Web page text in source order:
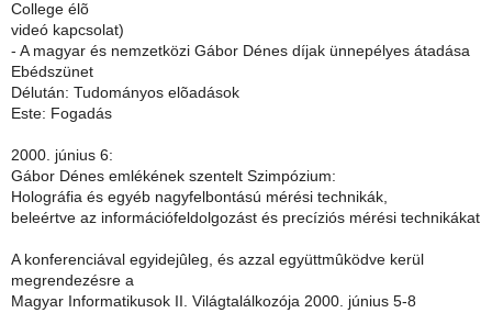
College élõ
videó kapcsolat)
- A magyar és nemzetközi Gábor Dénes díjak ünnepélyes átadása
Ebédszünet
Délután: Tudományos elõadások
Este: Fogadás
2000. június 6:
Gábor Dénes emlékének szentelt Szimpózium:
Holográfia és egyéb nagyfelbontású mérési technikák,
beleértve az információfeldolgozást és precíziós mérési technikákat
A konferenciával egyidejûleg, és azzal együttmûködve kerül
megrendezésre a
Magyar Informatikusok II. Világtalálkozója 2000. június 5-8